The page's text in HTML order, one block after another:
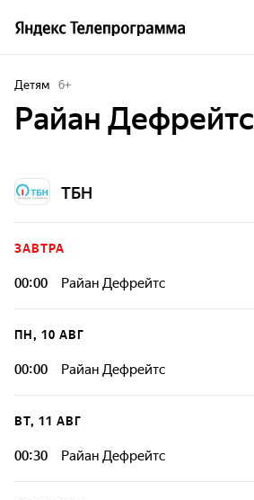
Детям 6+
Райан Дефрейтс
ТБН
ЗАВТРА
00:00 Райан Дефрейтс
ПН, 10 АВГ
00:00 Райан Дефрейтс
ВТ, 11 АВГ
00:30 Райан Дефрейтс